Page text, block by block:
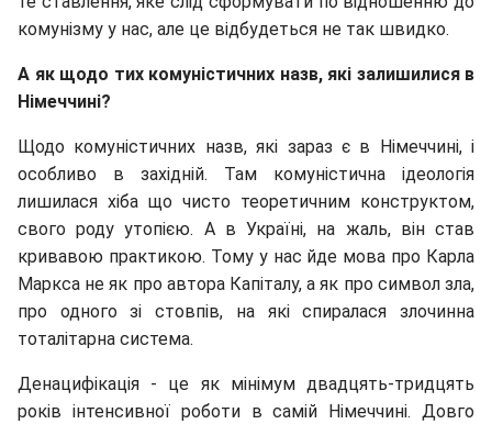
комунізму у нас, але це відбудеться не так швидко.
А як щодо тих комуністичних назв, які залишилися в
Німеччині?
Щодо комуністичних назв, які зараз є в Німеччині, і
особливо в західній. Там комуністична ідеологія
лишилася хіба що чисто теоретичним конструктом,
свого роду утопією. А в Україні, на жаль, він став
кривавою практикою. Тому у нас йде мова про Карла
Маркса не як про автора Капіталу, а як про символ зла,
про одного зі стовпів, на які спиралася злочинна
тоталітарна система.
Денацифікація - це як мінімум двадцять-тридцять
років інтенсивної роботи в самій Німеччині. Довго